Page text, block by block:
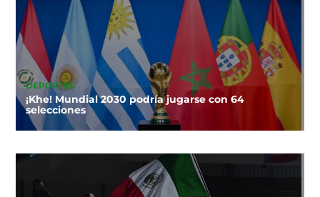
DEPORTES
¡Khe! Mundial 2030 podría jugarse con 64
selecciones